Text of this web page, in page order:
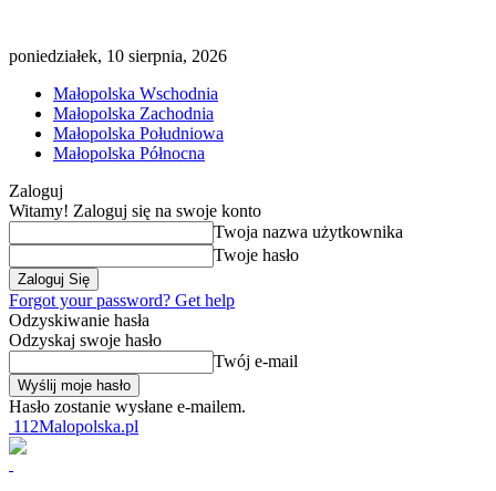
poniedziałek, 10 sierpnia, 2026
Małopolska Wschodnia
Małopolska Zachodnia
Małopolska Południowa
Małopolska Północna
Zaloguj
Witamy! Zaloguj się na swoje konto
Twoja nazwa użytkownika
Twoje hasło
Forgot your password? Get help
Odzyskiwanie hasła
Odzyskaj swoje hasło
Twój e-mail
Hasło zostanie wysłane e-mailem.
112Malopolska.pl